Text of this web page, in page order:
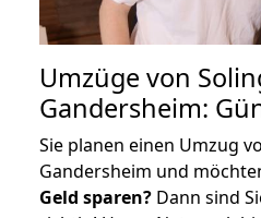
Umzüge von
Gandersheim:
Sie planen einen Umzug
Gandersheim und
Geld sparen? Dann sind